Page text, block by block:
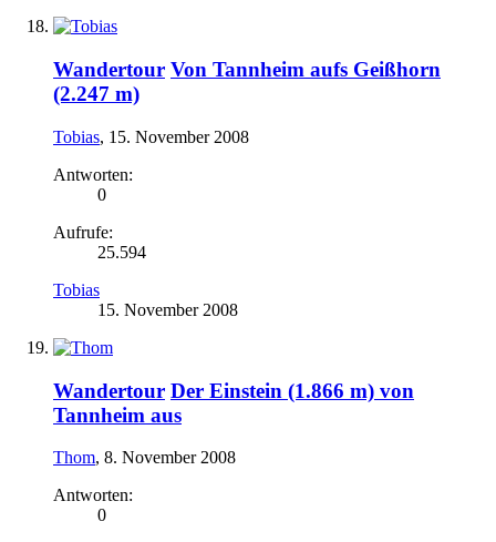
Wandertour Von Tannheim aufs Geißhorn
(2.247 m)
Tobias, 15. November 2008
Antworten:
0
Aufrufe:
25.594
Tobias
15. November 2008
Wandertour Der Einstein (1.866 m) von
Tannheim aus
Thom, 8. November 2008
Antworten:
0